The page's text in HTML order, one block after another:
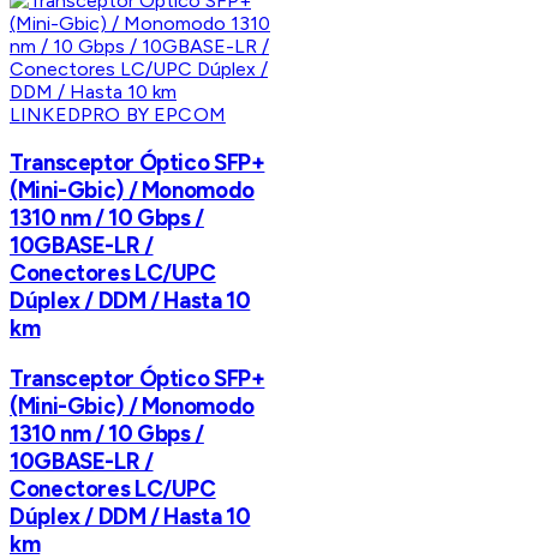
LINKEDPRO BY EPCOM
Transceptor Óptico SFP+
(Mini-Gbic) / Monomodo
1310 nm / 10 Gbps /
10GBASE-LR /
Conectores LC/UPC
Dúplex / DDM / Hasta 10
km
Transceptor Óptico SFP+
(Mini-Gbic) / Monomodo
1310 nm / 10 Gbps /
10GBASE-LR /
Conectores LC/UPC
Dúplex / DDM / Hasta 10
km